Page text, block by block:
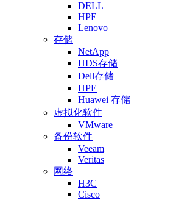
DELL
HPE
Lenovo
存储
NetApp
HDS存储
Dell存储
HPE
Huawei 存储
虚拟化软件
VMware
备份软件
Veeam
Veritas
网络
H3C
Cisco